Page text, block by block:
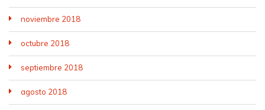
noviembre 2018
octubre 2018
septiembre 2018
agosto 2018